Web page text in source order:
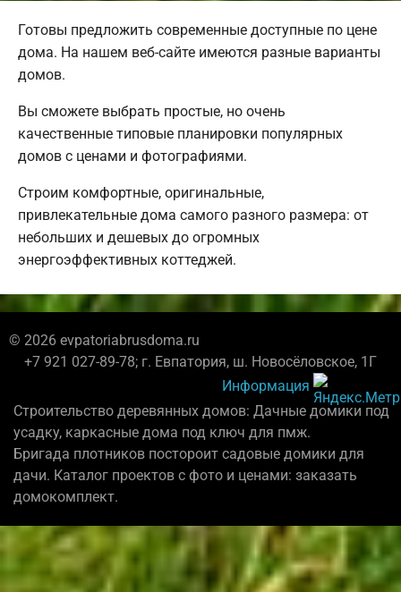
Готовы предложить современные доступные по цене
дома. На нашем веб-сайте имеются разные варианты
домов.
Вы сможете выбрать простые, но очень
качественные типовые планировки популярных
домов с ценами и фотографиями.
Строим комфортные, оригинальные,
привлекательные дома самого разного размера: от
небольших и дешевых до огромных
энергоэффективных коттеджей.
© 2026 evpatoriabrusdoma.ru
+7 921 027-89-78; г. Евпатория, ш. Новосёловское, 1Г
Информация
Строительство деревянных домов: Дачные домики под
усадку, каркасные дома под ключ для пмж.
Бригада плотников постороит садовые домики для
дачи. Каталог проектов с фото и ценами: заказать
домокомплект.